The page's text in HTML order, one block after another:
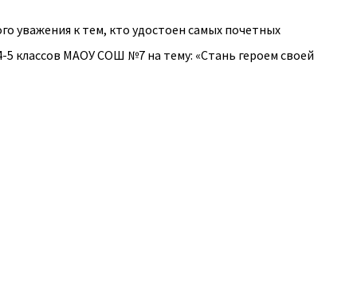
уважения к тем, кто удостоен самых почетных
классов МАОУ СОШ №7 на тему: «Стань героем своей